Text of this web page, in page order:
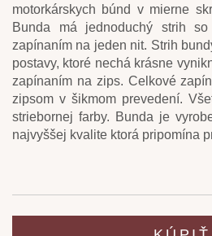
motorkárskych búnd v mierne
Bunda má jednoduchý strih so
zapínaním na jeden nit. Strih
postavy, ktoré nechá krásne
zapínaním na zips. Celkové
zipsom v šikmom prevedení.
striebornej farby. Bunda je
najvyššej kvalite ktorá pripomína